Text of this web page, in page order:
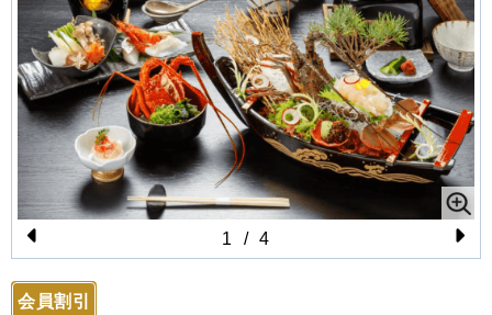
Pr
e
N
1 / 4
会員割引